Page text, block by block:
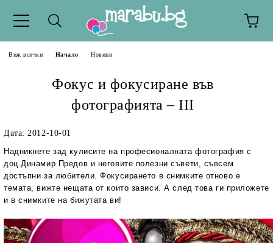
Виж всички Начало Новини
Фокус и фокусиране във
фотографията – III
Дата: 2012-10-01
Надникнете зад кулисите на професионалната фотография с
доц.Динамир Предов и неговите полезни съвети, съвсем
достъпни за любители. Фокусирането в снимките отново е
темата, вижте нещата от които зависи. А след това ги приложете
и в снимките на бижутата ви!